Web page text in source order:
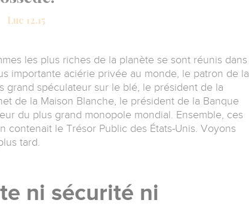
Luc 12.15
les plus riches de la planète se sont réunis dans
importante aciérie privée au monde, le patron de la
grand spéculateur sur le blé, le président de la
de la Maison Blanche, le président de la Banque
du plus grand monopole mondial. Ensemble, ces
contenait le Trésor Public des États-Unis. Voyons
tard.
ni sécurité ni